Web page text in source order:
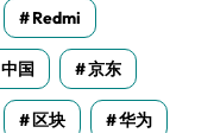
Redmi
中国 京东
区块 华为